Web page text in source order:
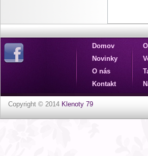
Domov
Novinky
O nás
Kontakt
Copyright © 2014 Klenoty 79